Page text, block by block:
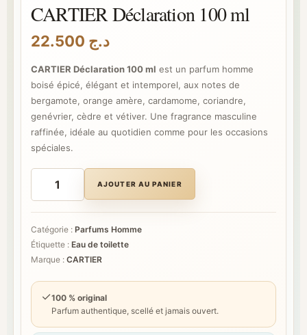
CARTIER Déclaration 100 ml
د.ج
CARTIER Déclaration 100 ml est un parfum homme
boisé épicé, élégant et intemporel, aux notes de
bergamote, orange amère, cardamome, coriandre,
genévrier, cèdre et vétiver. Une fragrance masculine
raffinée, idéale au quotidien comme pour les occasions
spéciales.
quantité
100
ml
AJOUTER AU PANIER
Catégorie : Parfums Homme
Étiquette : Eau de toilette
Marque : CARTIER
✓100 % original
Parfum authentique, scellé et jamais ouvert.